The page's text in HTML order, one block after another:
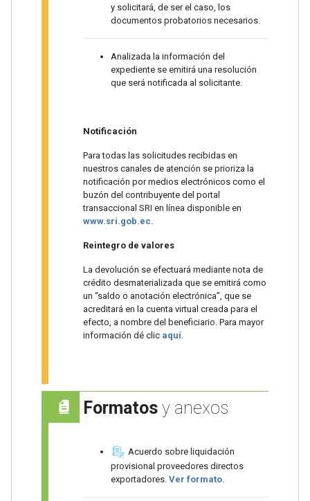
y solicitará, de ser el caso, los
documentos probatorios necesarios.
Analizada la información del
expediente se emitirá una resolución
que será notificada al solicitante.
Notificación
Para todas las solicitudes recibidas en
nuestros canales de atención se prioriza la
notificación por medios electrónicos como el
buzón del contribuyente del portal
transaccional SRI en línea disponible en
www.sri.gob.ec.
Reintegro de valores
La devolución se efectuará mediante nota de
crédito desmaterializada que se emitirá como
un “saldo o anotación electrónica”, que se
acreditará en la cuenta virtual creada para el
efecto, a nombre del beneficiario. Para mayor
información dé clic aquí.
Formatosy anexos
Acuerdo sobre liquidación
provisional proveedores directos
exportadores.Ver formato.